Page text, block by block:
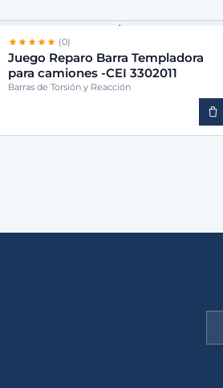
(0)
Juego Reparo Barra Templadora
para camiones -CEI 3302011
Barras de Torsión y Reacción